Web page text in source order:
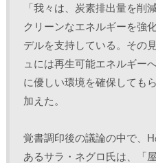
「我々は、炭素排出量を削
クリーンなエネルギーを強
デルを支持している。その
ュには再生可能エネルギー
に優しい環境を確保しても
加えた。
覚書調印後の議論の中で、
あるサラ・ネグロ氏は、「